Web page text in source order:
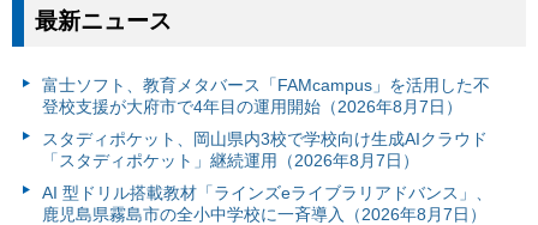
最新ニュース
富⼠ソフト、教育メタバース「FAMcampus」を活用した不
登校支援が大府市で4年目の運用開始（2026年8月7日）
スタディポケット、岡山県内3校で学校向け生成AIクラウド
「スタディポケット」継続運用（2026年8月7日）
AI 型ドリル搭載教材「ラインズeライブラリアドバンス」、
鹿児島県霧島市の全小中学校に一斉導入（2026年8月7日）